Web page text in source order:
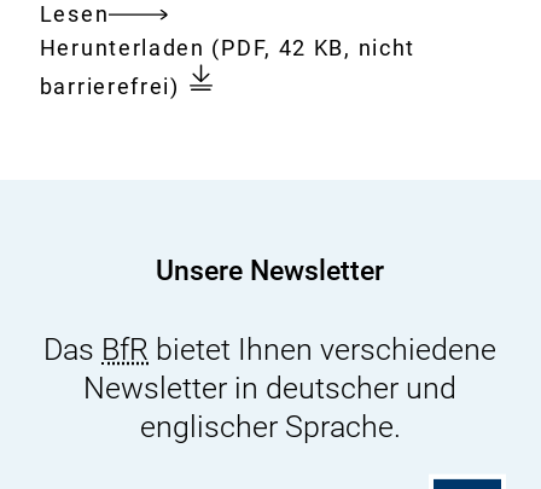
Lesen
Gesamtes
Dokument
Download:
Herunterladen 16.
Sitzung
-
(PDF, 42 KB, nicht
barrierefrei)
Unsere Newsletter
Das BfR bietet Ihnen verschiedene
Newsletter in deutscher und
englischer Sprache.